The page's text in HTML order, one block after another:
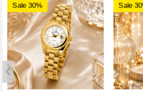
Sale 30% Sale